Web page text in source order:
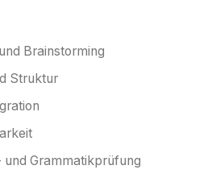
Brainstorming
Struktur
und Grammatikprüfung